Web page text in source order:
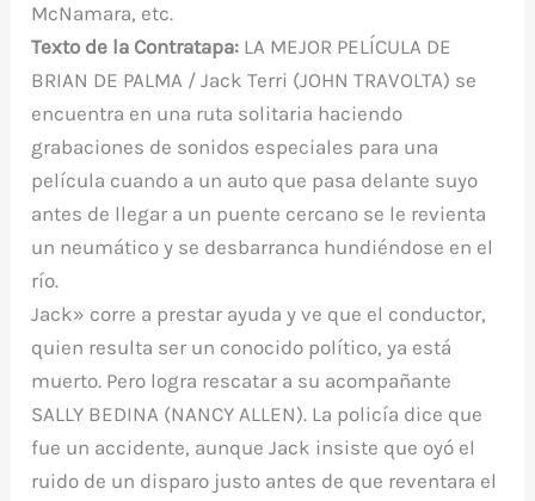
McNamara, etc.
Texto de la Contratapa: LA MEJOR PELÍCULA DE
BRIAN DE PALMA / Jack Terri (JOHN TRAVOLTA) se
encuentra en una ruta solitaria haciendo
grabaciones de sonidos especiales para una
película cuando a un auto que pasa delante suyo
antes de llegar a un puente cercano se le revienta
un neumático y se desbarranca hundiéndose en el
río.
Jack» corre a prestar ayuda y ve que el conductor,
quien resulta ser un conocido político, ya está
muerto. Pero logra rescatar a su acompañante
SALLY BEDINA (NANCY ALLEN). La policía dice que
fue un accidente, aunque Jack insiste que oyó el
ruido de un disparo justo antes de que reventara el